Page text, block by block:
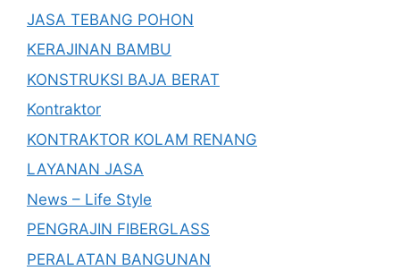
JASA TEBANG POHON
KERAJINAN BAMBU
KONSTRUKSI BAJA BERAT
Kontraktor
KONTRAKTOR KOLAM RENANG
LAYANAN JASA
News – Life Style
PENGRAJIN FIBERGLASS
PERALATAN BANGUNAN